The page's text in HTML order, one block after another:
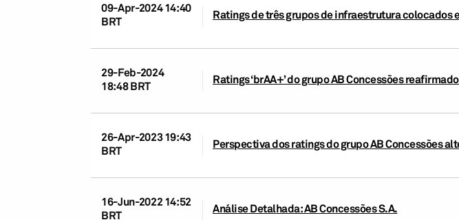
09-Apr-2024 14:40
BRT
Ratings de três grupos de infraestrutura
29-Feb-2024
18:48 BRT
Ratings ‘brAA+’ do grupo AB Concessões
26-Apr-2023 19:43
BRT
Perspectiva dos ratings do grupo AB Concessões
16-Jun-2022 14:52
BRT
Análise Detalhada: AB Concessões S.A.